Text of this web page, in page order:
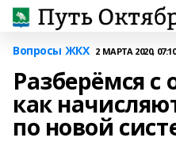
Вопросы ЖКХ 2 МАРТА 2020, 07:10
Разберёмся с
как
по новой